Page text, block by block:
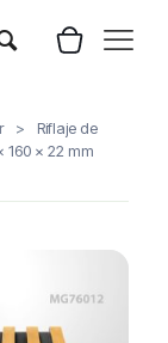
>
Riflaje de
160 x 22 mm